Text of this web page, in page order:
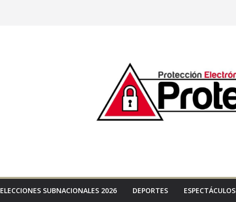
ELECCIONES SUBNACIONALES 2026 DEPORTES ESPECTÁCULOS